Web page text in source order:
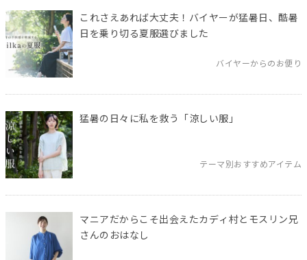
これさえあれば大丈夫！バイヤーが猛暑日、酷暑
日を乗り切る夏服選びました
バイヤーからのお便り
猛暑の日々に私を救う「涼しい服」
テーマ別おすすめアイテム
マニアだからこそ出会えたカディ村とモスリン兄
さんのおはなし